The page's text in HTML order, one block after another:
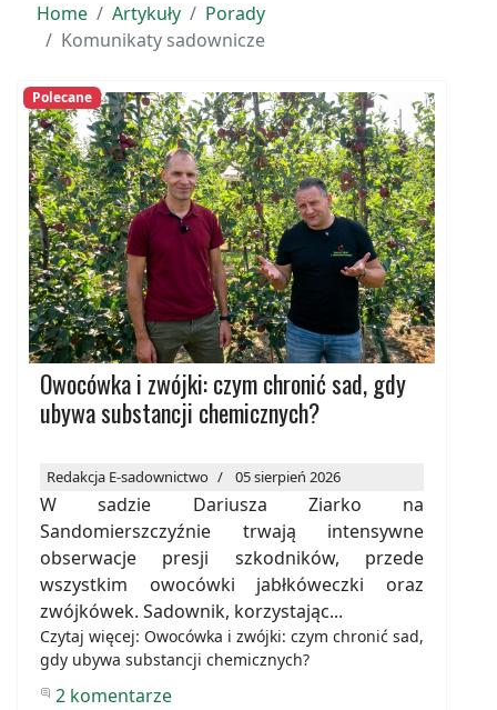
Home Artykuły
Porady
Komunikaty sadownicze
Polecane
Owocówka i zwójki: czym chronić sad, gdy
ubywa substancji chemicznych?
Redakcja E-sadownictwo 05 sierpień 2026
W sadzie Dariusza Ziarko na
Sandomierszczyźnie trwają intensywne
obserwacje presji szkodników, przede
wszystkim owocówki jabłkóweczki oraz
zwójkówek. Sadownik, korzystając...
Czytaj więcej: Owocówka i zwójki: czym chronić sad,
gdy ubywa substancji chemicznych?
2 komentarze